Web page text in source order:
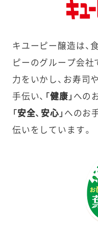
キユーピー醸造は、
ピーのグループ会社
力をいかし、お寿司
手伝い、 「健康」 への
「安全、安心」 へのお
伝いをしています。